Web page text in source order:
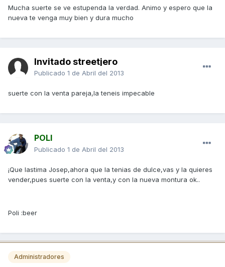
Mucha suerte se ve estupenda la verdad. Animo y espero que la
nueva te venga muy bien y dura mucho
Invitado streetjero
Publicado 1 de Abril del 2013
suerte con la venta pareja,la teneis impecable
POLI
Publicado 1 de Abril del 2013
¡Que lastima Josep,ahora que la tenias de dulce,vas y la quieres
vender,pues suerte con la venta,y con la nueva montura ok..
Poli :beer
Administradores